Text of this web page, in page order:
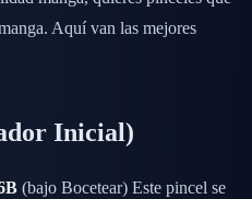
Aquí van las mejores
Inicial)
(bajo Bocetear) Este pincel se